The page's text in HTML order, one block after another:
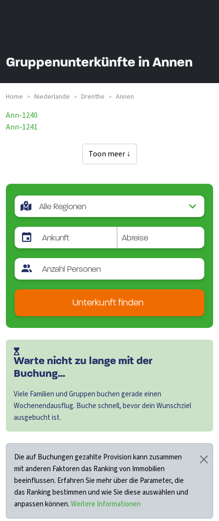
Gruppenunterkünfte in Annen
Home > Niederlande > Drenthe > Annen
Ann-1240
Ann-1241
Toon meer ↓
Unterkunft finden
Warte nicht zu lange mit der
Buchung...
Viele Familien und Gruppen buchen gerade einen
Wochenendausflug. Buche schnell, bevor dein Wunschziel
ausgebucht ist.
Die auf Buchungen gezahlte Provision kann zusammen
mit anderen Faktoren das Ranking von Immobilien
beeinflussen. Erfahren Sie mehr über die Parameter, die
das Ranking bestimmen und wie Sie diese auswählen und
anpassen können.Weitere Informationen